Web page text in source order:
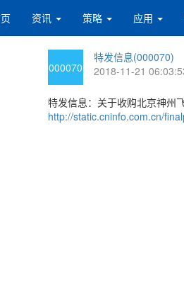
资讯 策略 应用
000070
特发信息(000070)
2018-11-21
特发信息：关于收购北京神州
http://static.cninfo.com.cn/